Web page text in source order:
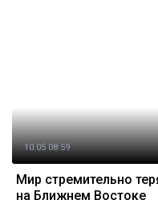
10.05 08:59
Мир стремительно
на Ближнем Востоке